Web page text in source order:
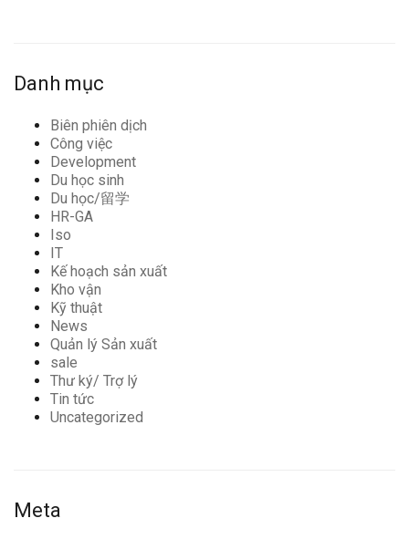
Danh mục
Biên phiên dịch
Công việc
Development
Du học sinh
Du học/留学
HR-GA
Iso
IT
Kế hoạch sản xuất
Kho vận
Kỹ thuật
News
Quản lý Sản xuất
sale
Thư ký/ Trợ lý
Tin tức
Uncategorized
Meta